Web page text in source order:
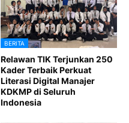
BERITA
Relawan TIK Terjunkan 250
Kader Terbaik Perkuat
Literasi Digital Manajer
KDKMP di Seluruh
Indonesia